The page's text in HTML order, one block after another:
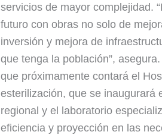
servicios de mayor complejidad.
futuro con obras no solo de
inversión y mejora de
que tenga la población”,
que próximamente contará el
esterilización, que se inaugurará
regional y el laboratorio
eficiencia y proyección en las